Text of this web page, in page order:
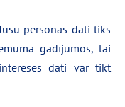
personas dati tiks
gadījumos, lai
dati var tikt